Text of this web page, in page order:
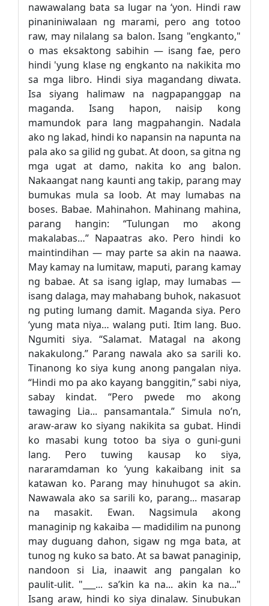
nawawalang bata sa lugar na ‘yon. Hindi raw
pinaniniwalaan ng marami, pero ang totoo
raw, may nilalang sa balon. Isang "engkanto,"
o mas eksaktong sabihin — isang fae, pero
hindi 'yung klase ng engkanto na nakikita mo
sa mga libro. Hindi siya magandang diwata.
Isa siyang halimaw na nagpapanggap na
maganda. Isang hapon, naisip kong
mamundok para lang magpahangin. Nadala
ako ng lakad, hindi ko napansin na napunta na
pala ako sa gilid ng gubat. At doon, sa gitna ng
mga ugat at damo, nakita ko ang balon.
Nakaangat nang kaunti ang takip, parang may
bumukas mula sa loob. At may lumabas na
boses. Babae. Mahinahon. Mahinang mahina,
parang hangin: “Tulungan mo akong
makalabas…” Napaatras ako. Pero hindi ko
maintindihan — may parte sa akin na naawa.
May kamay na lumitaw, maputi, parang kamay
ng babae. At sa isang iglap, may lumabas —
isang dalaga, may mahabang buhok, nakasuot
ng puting lumang damit. Maganda siya. Pero
‘yung mata niya… walang puti. Itim lang. Buo.
Ngumiti siya. “Salamat. Matagal na akong
nakakulong.” Parang nawala ako sa sarili ko.
Tinanong ko siya kung anong pangalan niya.
“Hindi mo pa ako kayang banggitin,” sabi niya,
sabay kindat. “Pero pwede mo akong
tawaging Lia... pansamantala.” Simula no’n,
araw-araw ko siyang nakikita sa gubat. Hindi
ko masabi kung totoo ba siya o guni-guni
lang. Pero tuwing kausap ko siya,
nararamdaman ko ‘yung kakaibang init sa
katawan ko. Parang may hinuhugot sa akin.
Nawawala ako sa sarili ko, parang... masarap
na masakit. Ewan. Nagsimula akong
managinip ng kakaiba — madidilim na punong
may duguang dahon, sigaw ng mga bata, at
tunog ng kuko sa bato. At sa bawat panaginip,
nandoon si Lia, inaawit ang pangalan ko
paulit-ulit. "___... sa’kin ka na... akin ka na..."
Isang araw, hindi ko siya dinalaw. Sinubukan